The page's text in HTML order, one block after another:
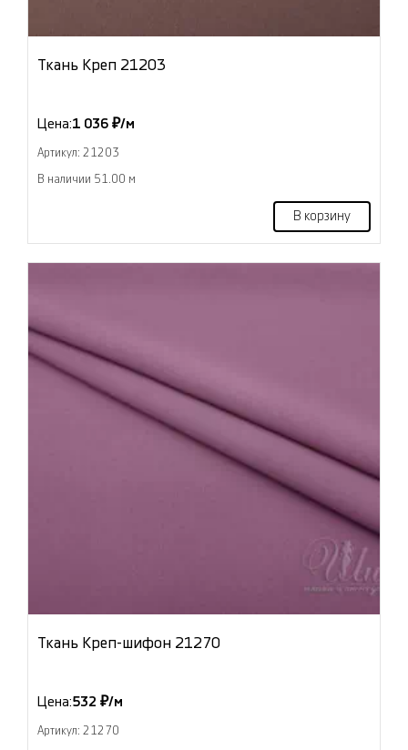
Ткань Креп 21203
Цена:1 036 ₽/м
Артикул: 21203
В наличии 51.00 м
В корзину
Ткань Креп-шифон 21270
Цена:532 ₽/м
Артикул: 21270